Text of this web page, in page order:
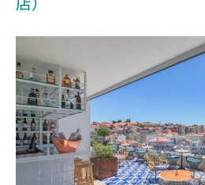
店）